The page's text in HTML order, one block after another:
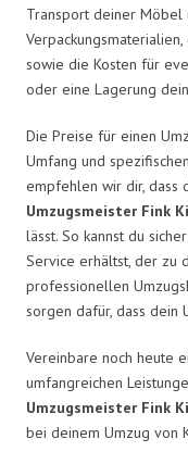
Transport deiner Möbel
sowie die Kosten für
oder eine Lagerung
Die Preise für einen
Umfang und
empfehlen wir dir, dass
Umzugsmeister Fink
lässt. So kannst du
Service erhältst, der zu
professionellen
sorgen dafür, dass dein
Vereinbare noch heute
umfangreichen
Umzugsmeister Fink
bei deinem Umzug von